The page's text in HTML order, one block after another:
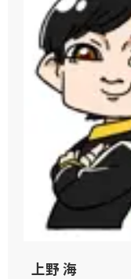
上野 海